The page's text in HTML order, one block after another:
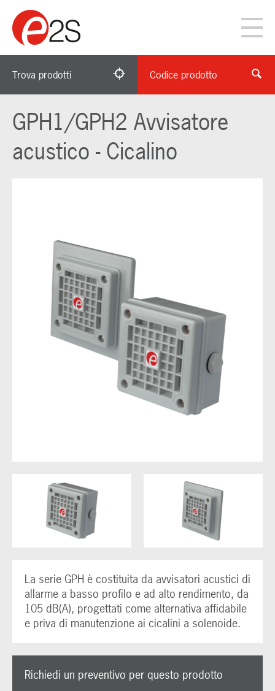
Trova prodotti Codice prodotto
GPH1/GPH2 Avvisatore
acustico - Cicalino
La serie GPH è costituita da avvisatori acustici di
allarme a basso profilo e ad alto rendimento, da
105 dB(A), progettati come alternativa affidabile
e priva di manutenzione ai cicalini a solenoide.
Richiedi un preventivo per questo prodotto